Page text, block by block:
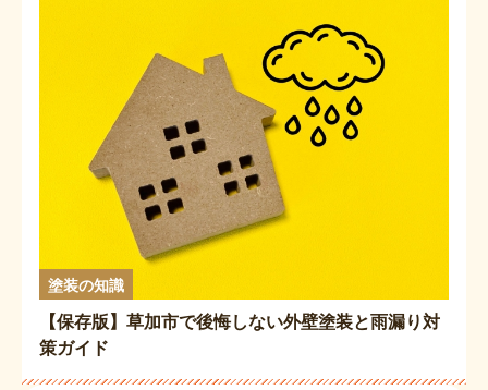
塗装の知識
【保存版】草加市で後悔しない外壁塗装と雨漏り対
策ガイド